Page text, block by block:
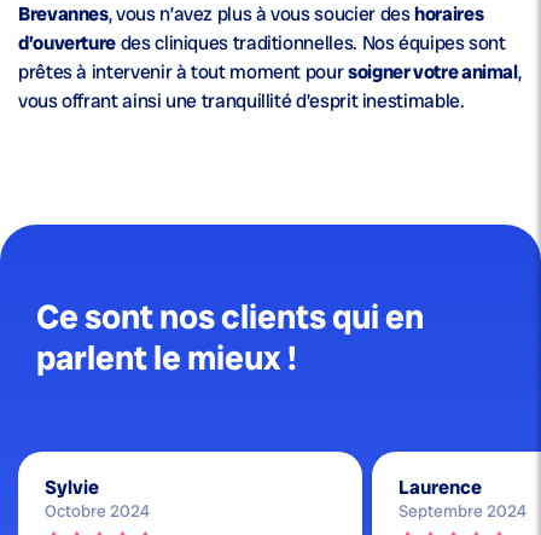
Brevannes, vous n’avez plus à vous soucier deshoraires
d’ouverturedes cliniques traditionnelles. Nos équipes sont
prêtes à intervenir à tout moment poursoigner votre animal,
vous offrant ainsi une tranquillité d’esprit inestimable.
Ce sont nos clients qui en
parlent le mieux !
Sylvie
Octobre 2024
Laurence
Septembre 2024